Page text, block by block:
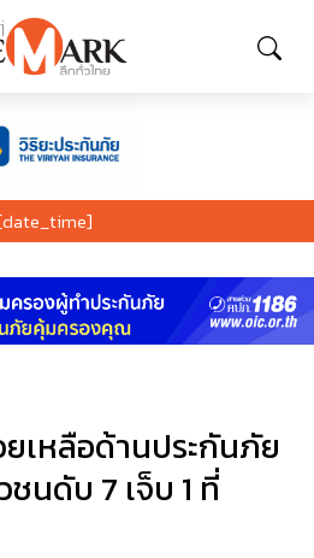
เหลือด้านประกันภัย
ชนดับ 7 เจ็บ 1 ที่